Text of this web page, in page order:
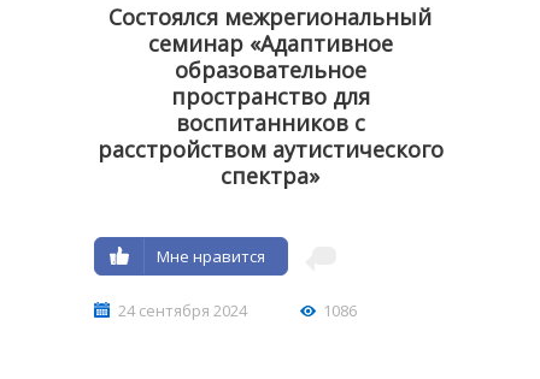
Состоялся межрегиональный
семинар «Адаптивное
образовательное
пространство для
воспитанников с
расстройством аутистического
спектра»
Мне нравится
24 сентября 2024 1086